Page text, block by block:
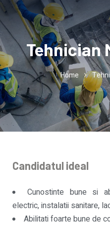
Tehnician
Home
Candidatul ideal
Cunostinte bune si
electric, instalatii sanitare,
Abilitati foarte bune de